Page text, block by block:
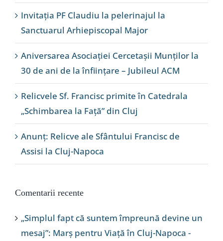
Invitația PF Claudiu la pelerinajul la
Sanctuarul Arhiepiscopal Major
Aniversarea Asociației Cercetașii Munților la
30 de ani de la înființare – Jubileul ACM
Relicvele Sf. Francisc primite în Catedrala
„Schimbarea la Față” din Cluj
Anunț: Relicve ale Sfântului Francisc de
Assisi la Cluj-Napoca
Comentarii recente
„Simplul fapt că suntem împreună devine un
mesaj”: Marș pentru Viață în Cluj-Napoca -